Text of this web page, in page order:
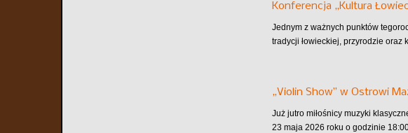
Konferencja „Kultura
Jednym z ważnych punktów
tradycji łowieckiej, przyrodzie oraz
„Violin Show” w Ostrowi
Już jutro miłośnicy muzyki
23 maja 2026 roku o godzinie